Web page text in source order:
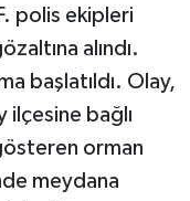
polis ekipleri
alındı.
başlatıldı. Olay,
ilçesine bağlı
orman
meydana